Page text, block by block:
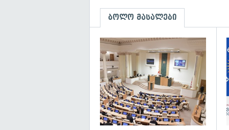
ბოლო მასალები